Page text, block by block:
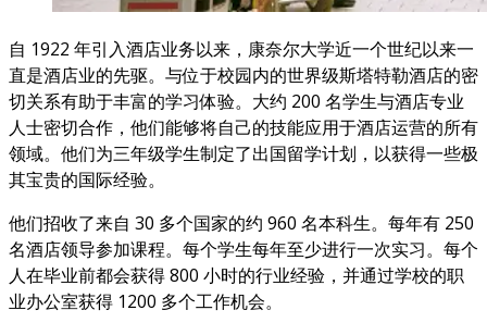
自 1922 年引入酒店业务以来，康奈尔大学近一个世纪以来一
直是酒店业的先驱。与位于校园内的世界级斯塔特勒酒店的密
切关系有助于丰富的学习体验。大约 200 名学生与酒店专业
人士密切合作，他们能够将自己的技能应用于酒店运营的所有
领域。他们为三年级学生制定了出国留学计划，以获得一些极
其宝贵的国际经验。
他们招收了来自 30 多个国家的约 960 名本科生。每年有 250
名酒店领导参加课程。每个学生每年至少进行一次实习。每个
人在毕业前都会获得 800 小时的行业经验，并通过学校的职
业办公室获得 1200 多个工作机会。